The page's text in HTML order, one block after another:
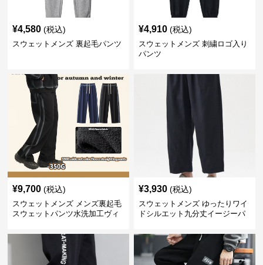
¥4,580 (税込)
スウェットメンズ 裏起毛パンツ
¥4,910 (税込)
スウェットメンズ 刺繍ロゴ入り
パンツ
¥9,700 (税込)
スウェットメンズ メンズ裏起毛
スウェットパンツ水洗加工ヴィ
¥3,930 (税込)
スウェットメンズ ゆったりワイ
ドシルエット九分丈イージーパ